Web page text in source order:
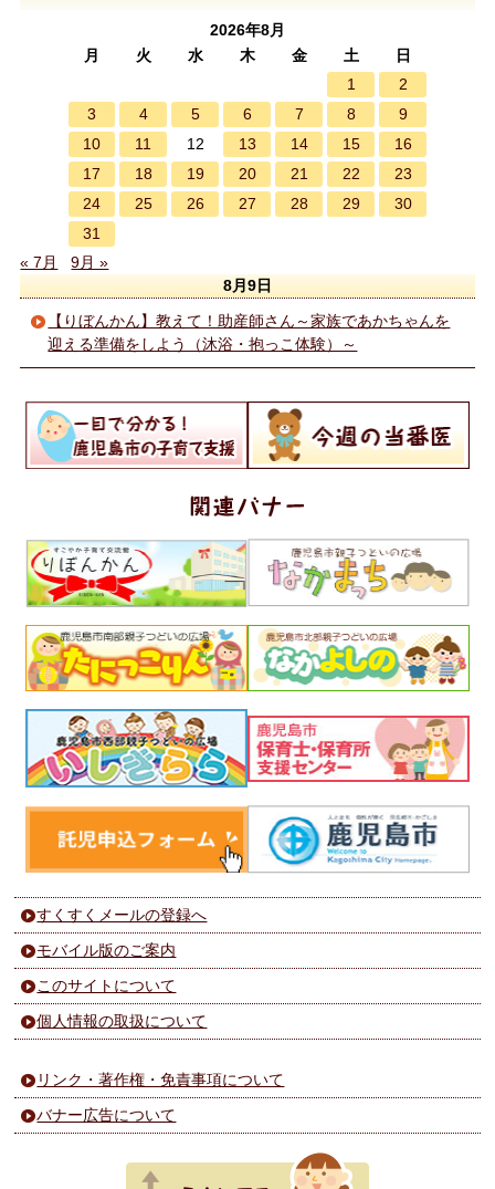
2026年8月
月
火 水 木 金 土
日
1
2
3
4 5 6 7 8
9
10
11 12 13 14 15
16
17
18 19 20 21 22
23
24
25 26 27 28 29
30
31
« 7月
9月 »
8月9日
【りぼんかん】教えて！助産師さん～家族であかちゃんを
迎える準備をしよう（沐浴・抱っこ体験）～
すくすくメールの登録へ
モバイル版のご案内
このサイトについて
個人情報の取扱について
リンク・著作権・免責事項について
バナー広告について